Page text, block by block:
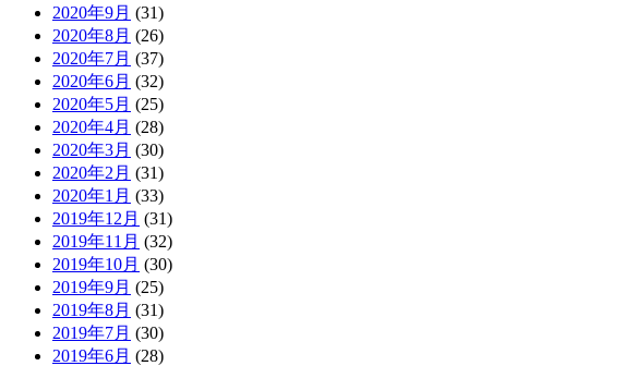
2020年9月 (31)
2020年8月 (26)
2020年7月 (37)
2020年6月 (32)
2020年5月 (25)
2020年4月 (28)
2020年3月 (30)
2020年2月 (31)
2020年1月 (33)
2019年12月 (31)
2019年11月 (32)
2019年10月 (30)
2019年9月 (25)
2019年8月 (31)
2019年7月 (30)
2019年6月 (28)